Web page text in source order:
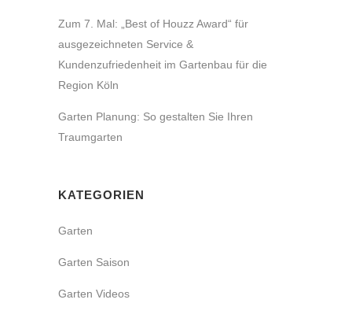
Zum 7. Mal: „Best of Houzz Award“ für
ausgezeichneten Service &
Kundenzufriedenheit im Gartenbau für die
Region Köln
Garten Planung: So gestalten Sie Ihren
Traumgarten
KATEGORIEN
Garten
Garten Saison
Garten Videos